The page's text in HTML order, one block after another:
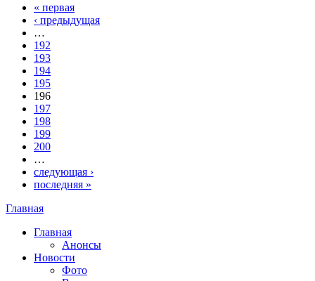
Страницы
« первая
‹ предыдущая
…
192
193
194
195
196
197
198
199
200
…
следующая ›
последняя »
Вы здесь
Главная
Главная
Анонсы
Новости
Фото